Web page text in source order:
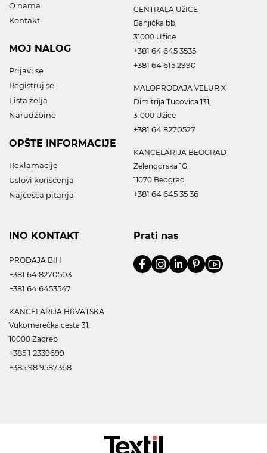
O nama
Kontakt
MOJ NALOG
Prijavi se
Registruj se
Lista želja
Narudžbine
OPŠTE INFORMACIJE
Reklamacije
Uslovi korišćenja
Najčešća pitanja
CENTRALA UžICE
Banjička bb,
31000 Užice
+381 64 645 3535
+381 64 615 2990
MALOPRODAJA VELUR X
Dimitrija Tucovica 131,
31000 Užice
+381 64 8270527
KANCELARIJA BEOGRAD
Zelengorska 1G,
11070 Beograd
+381 64 645 35 36
INO KONTAKT
PRODAJA BIH
+381 64 8270503
+381 64 6453547
KANCELARIJA HRVATSKA
Vukomerečka cesta 31,
10000 Zagreb
+385 1 2339699
+385 98 9587368
Prati nas